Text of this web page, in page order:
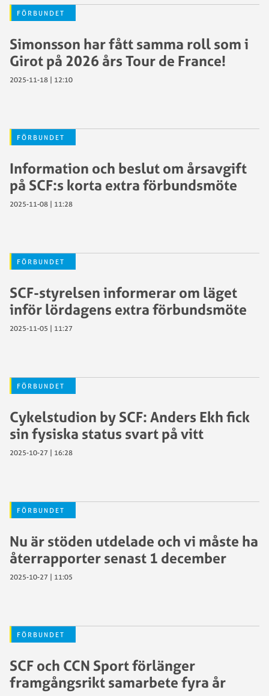
FÖRBUNDET
Simonsson har fått samma roll som i
Girot på 2026 års Tour de France!
2025-11-18 | 12:10
FÖRBUNDET
Information och beslut om årsavgift
på SCF:s korta extra förbundsmöte
2025-11-08 | 11:28
FÖRBUNDET
SCF-styrelsen informerar om läget
inför lördagens extra förbundsmöte
2025-11-05 | 11:27
FÖRBUNDET
Cykelstudion by SCF: Anders Ekh fick
sin fysiska status svart på vitt
2025-10-27 | 16:28
FÖRBUNDET
Nu är stöden utdelade och vi måste ha
återrapporter senast 1 december
2025-10-27 | 11:05
FÖRBUNDET
SCF och CCN Sport förlänger
framgångsrikt samarbete fyra år